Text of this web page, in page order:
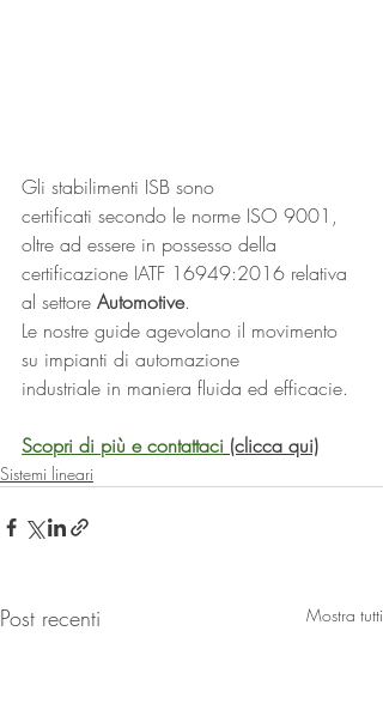
Gli stabilimenti ISB sono
certificati secondo le norme ISO 9001,
oltre ad essere in possesso della
certificazione IATF 16949:2016 relativa
al settore Automotive.
Le nostre guide agevolano il movimento
su impianti di automazione
industriale in maniera fluida ed efficacie.
Scopri di più e contattaci (clicca qui)
Sistemi lineari
Post recenti Mostra tutti